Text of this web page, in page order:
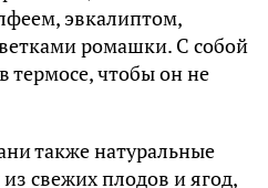
эвкалиптом,
ромашки. С собой
термосе, чтобы он не
также натуральные
свежих плодов и ягод,